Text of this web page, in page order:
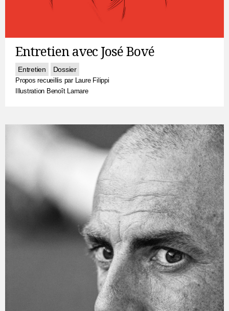
Entretien avec José Bové
Entretien Dossier
Propos recueillis par Laure Filippi
Illustration Benoît Lamare